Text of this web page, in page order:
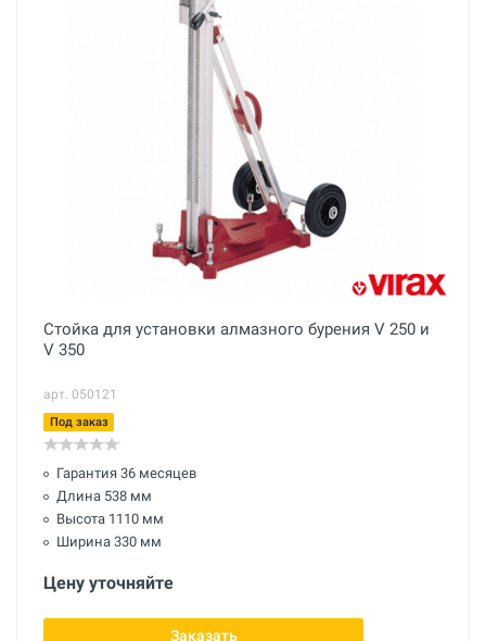
Стойка для установки алмазного бурения V 250 и
V 350
арт. 050121
Под заказ
Гарантия 36 месяцев
Длина 538 мм
Высота 1110 мм
Ширина 330 мм
Цену уточняйте
Заказать